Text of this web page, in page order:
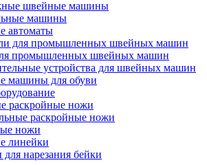
швейные машины
машины
автоматы
для промышленных швейных машин
промышленных швейных машин
устройства для швейных машин
машины для обуви
раскройные ножи
раскройные ножи
ножи
линейки
нарезания бейки